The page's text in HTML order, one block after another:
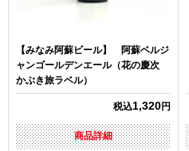
【みなみ阿蘇ビール】 阿蘇ベルジ
ャンゴールデンエール（花の慶次
かぶき旅ラベル）
税込1,320円
商品詳細